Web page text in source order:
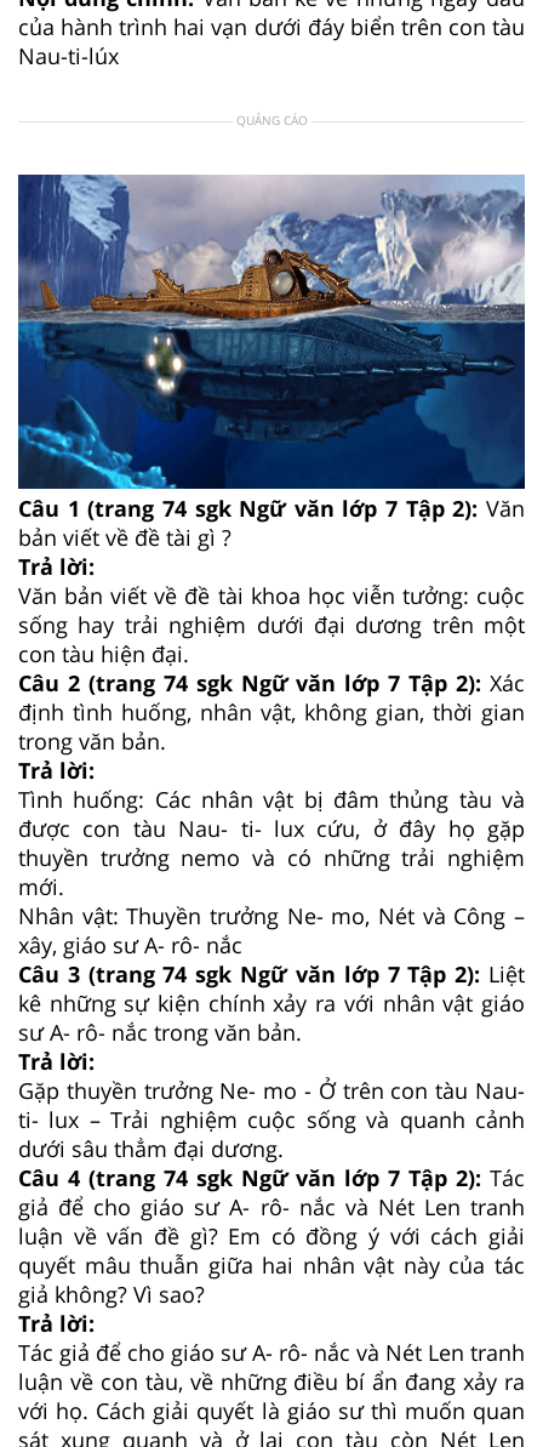
của hành trình hai vạn dưới đáy biển trên con tàu
Nau-ti-lúx
QUẢNG CÁO
Câu 1 (trang 74 sgk Ngữ văn lớp 7 Tập 2): Văn
bản viết về đề tài gì ?
Trả lời:
Văn bản viết về đề tài khoa học viễn tưởng: cuộc
sống hay trải nghiệm dưới đại dương trên một
con tàu hiện đại.
Câu 2 (trang 74 sgk Ngữ văn lớp 7 Tập 2): Xác
định tình huống, nhân vật, không gian, thời gian
trong văn bản.
Trả lời:
Tình huống: Các nhân vật bị đâm thủng tàu và
được con tàu Nau- ti- lux cứu, ở đây họ gặp
thuyền trưởng nemo và có những trải nghiệm
mới.
Nhân vật: Thuyền trưởng Ne- mo, Nét và Công –
xây, giáo sư A- rô- nắc
Câu 3 (trang 74 sgk Ngữ văn lớp 7 Tập 2): Liệt
kê những sự kiện chính xảy ra với nhân vật giáo
sư A- rô- nắc trong văn bản.
Trả lời:
Gặp thuyền trưởng Ne- mo - Ở trên con tàu Nau-
ti- lux – Trải nghiệm cuộc sống và quanh cảnh
dưới sâu thẳm đại dương.
Câu 4 (trang 74 sgk Ngữ văn lớp 7 Tập 2): Tác
giả để cho giáo sư A- rô- nắc và Nét Len tranh
luận về vấn đề gì? Em có đồng ý với cách giải
quyết mâu thuẫn giữa hai nhân vật này của tác
giả không? Vì sao?
Trả lời:
Tác giả để cho giáo sư A- rô- nắc và Nét Len tranh
luận về con tàu, về những điều bí ẩn đang xảy ra
với họ. Cách giải quyết là giáo sư thì muốn quan
sát xung quanh và ở lại con tàu còn Nét Len